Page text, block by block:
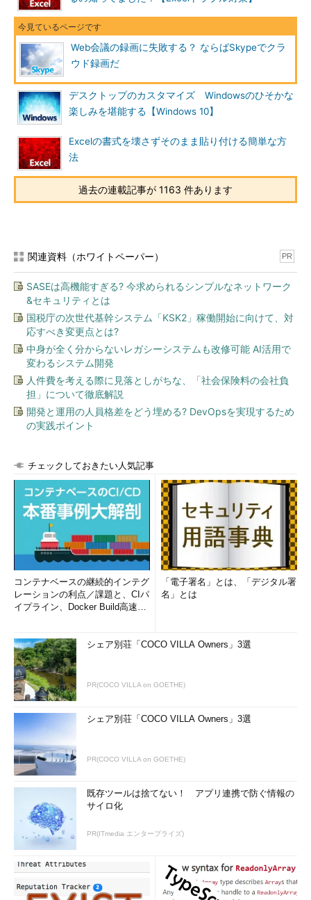
Web会議の録画に失敗する？ ならばSkypeでクラ
ウド録画だ
デスクトップのカスタマイズ Windowsのひそかな
楽しみを堪能する【Windows 10】
Excelの書式を壊さずそのまま貼り付ける簡単な方
法
過去の連載記事が 1163 件あります
関連資料（ホワイトペーパー） PR
SASEは高機能すぎる? 今求められるシンプルなネットワーク
&セキュリティとは
国税庁の次世代基幹システム「KSK2」稼働開始に向けて、対
応すべき変更点とは?
中身が全く分からないレガシーシステムも改修可能 AI活用で
変わるシステム開発
人件費を考える際に見落としがちな、「社会保険料の会社負
担」について徹底解説
開発と運用の人員格差をどう埋める? DevOpsを実現するため
の実践ポイント
チェックしておきたい人気記事
コンテナベースの継続的インテグ
レーションの利点／課題と、CIパ
イプライン、Docker Build高速化
「電子署名」とは、「デジタル署
名」とは
シェア別荘「COCO VILLA Owners」3選
PR(COCO VILLA on GOETHE)
シェア別荘「COCO VILLA Owners」3選
PR(COCO VILLA on GOETHE)
既存ツールは捨てない！ アプリ連携で防ぐ情報の
サイロ化
PR(ITmedia エンタープライズ)